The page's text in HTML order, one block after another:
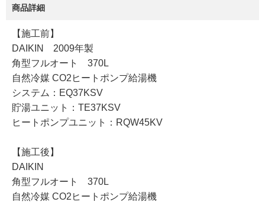
商品詳細
【施工前】
DAIKIN 2009年製
角型フルオート 370L
自然冷媒 CO2ヒートポンプ給湯機
システム：EQ37KSV
貯湯ユニット：TE37KSV
ヒートポンプユニット：RQW45KV
【施工後】
DAIKIN
角型フルオート 370L
自然冷媒 CO2ヒートポンプ給湯機